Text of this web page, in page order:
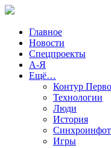
Главное
Новости
Спецпроекты
А-Я
Ещё…
Контур
Технологии
Люди
История
Игры